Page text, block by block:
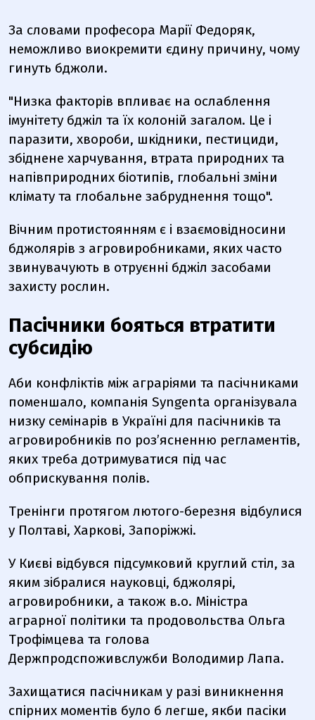
За словами професора Марії Федоряк,
неможливо виокремити єдину причину, чому
гинуть бджоли.
"Низка факторів впливає на ослаблення
імунітету бджіл та їх колоній загалом. Це і
паразити, хвороби, шкідники, пестициди,
збіднене харчування, втрата природних та
напівприродних біотипів, глобальні зміни
клімату та глобальне забруднення тощо".
Вічним протистоянням є і взаємовідносини
бджолярів з агровиробниками, яких часто
звинувачують в отруєнні бджіл засобами
захисту рослин.
Пасічники бояться втратити
субсидію
Аби конфліктів між аграріями та пасічниками
поменшало, компанія Syngenta організувала
низку семінарів в Україні для пасічників та
агровиробників по роз’ясненню регламентів,
яких треба дотримуватися під час
обприскування полів.
Тренінги протягом лютого-березня відбулися
у Полтаві, Харкові, Запоріжжі.
У Києві відбувся підсумковий круглий стіл, за
яким зібралися науковці, бджолярі,
агровиробники, а також в.о. Міністра
аграрної політики та продовольства Ольга
Трофімцева та голова
Держпродспоживслужби Володимир Лапа.
Захищатися пасічникам у разі виникнення
спірних моментів було б легше, якби пасіки